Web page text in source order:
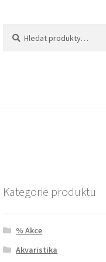
Kategorie produktu
% Akce
Akvaristika